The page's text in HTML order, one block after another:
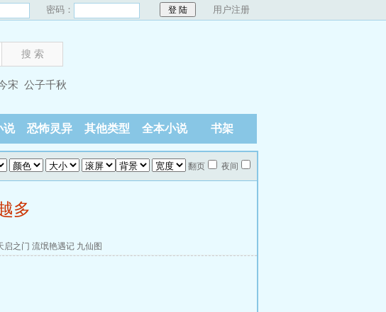
密码： 用户注册
宋 公子千秋
说 恐怖灵异 其他类型 全本小说 书架
翻页 夜间
多
启之门 流氓艳遇记 九仙图